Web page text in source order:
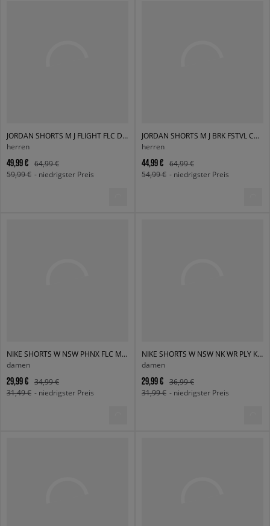
JORDAN SHORTS M J FLIGHT FLC DMND SHORT
herren
49,99 €
64,99 €
59,99 € - niedrigster Preis
JORDAN SHORTS M J BRK FSTVL CARGO SHORT
herren
44,99 €
64,99 €
54,99 € - niedrigster Preis
NIKE SHORTS W NSW PHNX FLC MR STD 4IN
damen
29,99 €
34,99 €
31,49 € - niedrigster Preis
NIKE SHORTS W NSW NK WR PLY KNT MR 2" SHRT
damen
29,99 €
36,99 €
31,99 € - niedrigster Preis